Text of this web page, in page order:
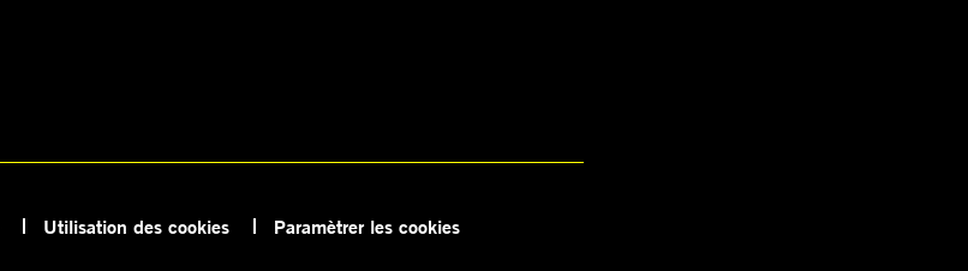
Utilisation des cookies Paramètrer les cookies